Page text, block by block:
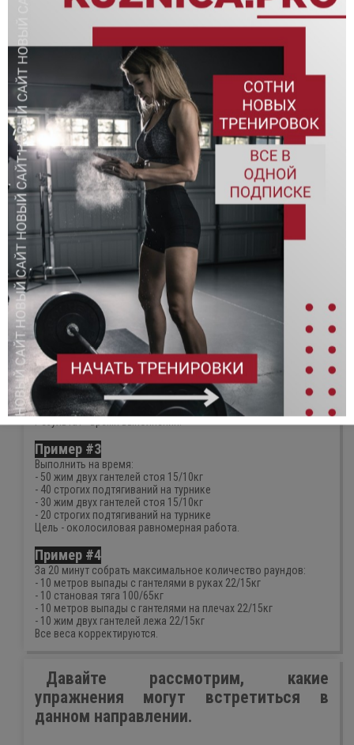
гимнастики где есть киппинговые движения, либо сложно-
координационные, которые будут тормозить ваш темп и
атлетика так же будет сильно сокращена, на нее не будет
силовых заданий, она будет присутствовать только в работе
в стойку с умеренными/легким весами (взятия, рывки).
Подъемы с плеч над головой - чаще жимы стоя, либо
жимовые швунги.
Присутствует много силовой работы в приседаниях, тягах,
жимах лежа, жимах стоя, строгих подтягиваниях (можно с
резиной).
WOD/комплекс будут построены таким образом, что в них
будет больше силовой, мышечной работы.
Пример WOD, который может встретится в программе
(это лишь одна часть тренировки):
Пример #1.
Выполнить 5 раундов (отдых между раундами 1 минута).
ЗКМБР 3 минуты:
- 15 приседания с двумя гантелями 22/15кг
- 15 жим штанги лежа 60/40кг (не больше 60% от 1ПМ)
- в оставшееся время максимум взятий 2х гирь на грудь с
виса 24/16кг
Результат - общее количество взятий.
Пример #2
Выполнить на время 5 раундов:
- 5 бурпи с гантелями полный цикл 22/15кг
- 10 приседания с гантелями на плечах 22/15кг
Пример #3
Выполнить на время:
- 50 жим двух гантелей стоя 15/10кг
- 40 строгих подтягиваний на турнике
- 30 жим двух гантелей стоя 15/10кг
- 20 строгих подтягиваний на турнике
Цель - околосиловая равномерная работа.
Пример #4
За 20 минут собрать максимальное количество раундов:
- 10 метров выпады с гантелями в руках 22/15кг
- 10 становая тяга 100/65кг
- 10 метров выпады с гантелями на плечах 22/15кг
- 10 жим двух гантелей лежа 22/15кг
Все веса корректируются.
Давайте рассмотрим, какие
упражнения могут встретиться в
данном направлении.